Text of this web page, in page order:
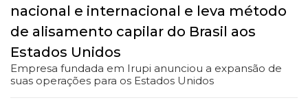
nacional e internacional e leva método
de alisamento capilar do Brasil aos
Estados Unidos
Empresa fundada em Irupi anunciou a expansão de
suas operações para os Estados Unidos